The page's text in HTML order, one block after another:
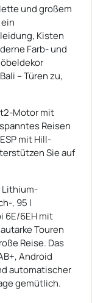
und großem
Kisten
Farb- und
– Türen zu,
Motor mit
Reisen
mit Hill-
Sie auf
Lithium-
, 95 l
6E/6EH mit
Touren
Reise. Das
Android
automatischer
gemütlich.